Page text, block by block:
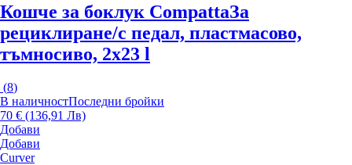
Кошче за боклук CompattaЗа
рециклиране/с педал, пластмасово,
тъмносиво, 2x23 l
(8)
В наличностПоследни бройки
70 € (136,91 Лв)
Добави
Добави
Curver